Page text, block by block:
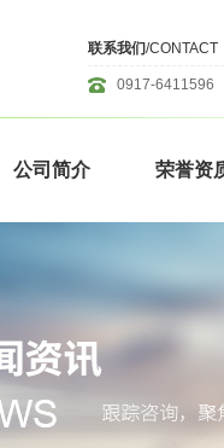
联系我们/CONTACT
0917-6411596
公司简介 荣誉资